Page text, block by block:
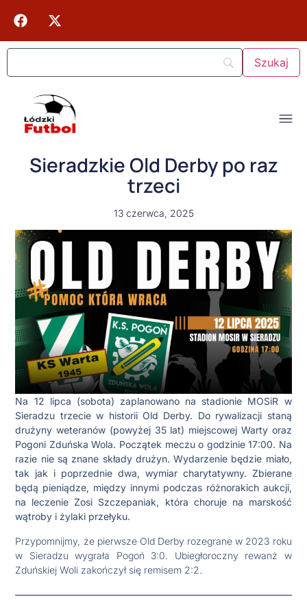
Sieradzkie Old Derby po raz
trzeci
13 czerwca, 2025
Na 12 lipca (sobota) zaplanowano na stadionie MOSiR w
Sieradzu trzecie w historii Old Derby. Do rywalizacji staną
drużyny weteranów (powyżej 35 lat) miejscowej Warty oraz
Pogoni Zduńska Wola. Początek meczu o godzinie 17:00. Na
razie nie są znane składy drużyn. Wydarzenie będzie miało,
tak jak i poprzednie dwa, wymiar charytatywny. Zbierane
będą pieniądze, między innymi podczas różnorakich aukcji,
na leczenie Zosi Szczepaniak, która choruje na marskość
wątroby i żylaki przełyku.
Przypomnijmy, że pierwsze Old Derby rozegrane w 2023 roku
w Sieradzu wygrała Pogoń 3:0. Ubiegłoroczny rewanż w
Zduńskiej Woli zakończył się remisem 2:2.